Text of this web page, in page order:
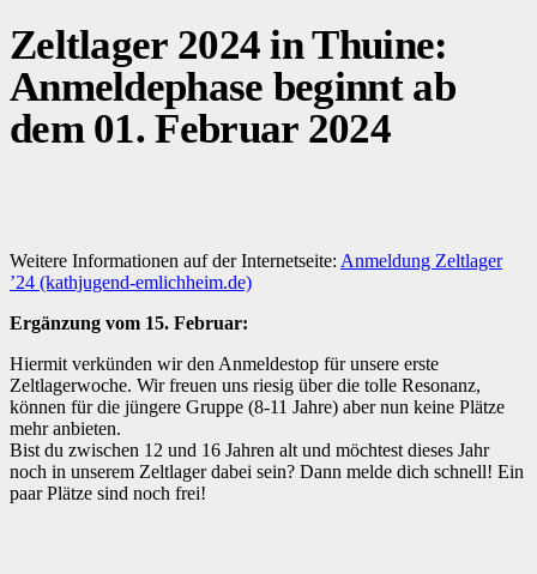
Zeltlager 2024 in Thuine:
Anmeldephase beginnt ab
dem 01. Februar 2024
Weitere Informationen auf der Internetseite: Anmeldung Zeltlager
’24 (kathjugend-emlichheim.de)
Ergänzung vom 15. Februar:
Hiermit verkünden wir den Anmeldestop für unsere erste
Zeltlagerwoche. Wir freuen uns riesig über die tolle Resonanz,
können für die jüngere Gruppe (8-11 Jahre) aber nun keine Plätze
mehr anbieten.
Bist du zwischen 12 und 16 Jahren alt und möchtest dieses Jahr
noch in unserem Zeltlager dabei sein? Dann melde dich schnell! Ein
paar Plätze sind noch frei!